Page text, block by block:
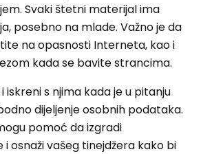
Svaki štetni materijal ima
posebno na mlade. Važno je da
na opasnosti Interneta, kao i
kada se bavite strancima.
iskreni s njima kada je u pitanju
dijeljenje osobnih podataka.
pomoć da izgradi
i osnaži vašeg tinejdžera kako bi